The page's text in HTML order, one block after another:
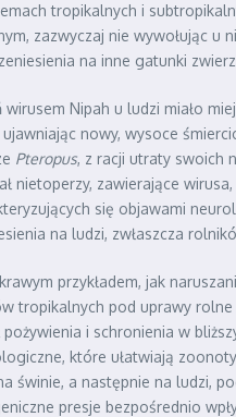
tropikalnych i
zazwyczaj nie wywołując
na inne gatunki
Nipah u ludzi miało
nowy, wysoce
Pteropus, z racji utraty swoich
nietoperzy, zawierające
się objawami
na ludzi, zwłaszcza
przykładem, jak
tropikalnych pod uprawy
i schronienia w
które ułatwiają
świnie, a następnie na ludzi,
presje bezpośrednio